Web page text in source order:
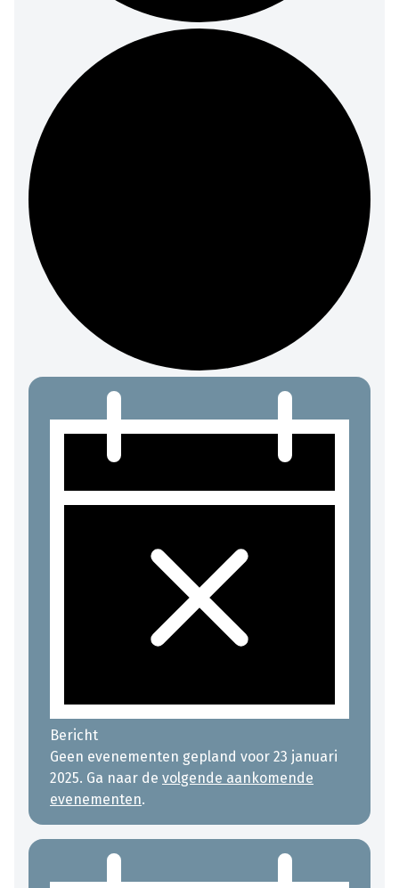
Bericht
Geen evenementen gepland voor 23 januari
2025. Ga naar de volgende aankomende
evenementen.